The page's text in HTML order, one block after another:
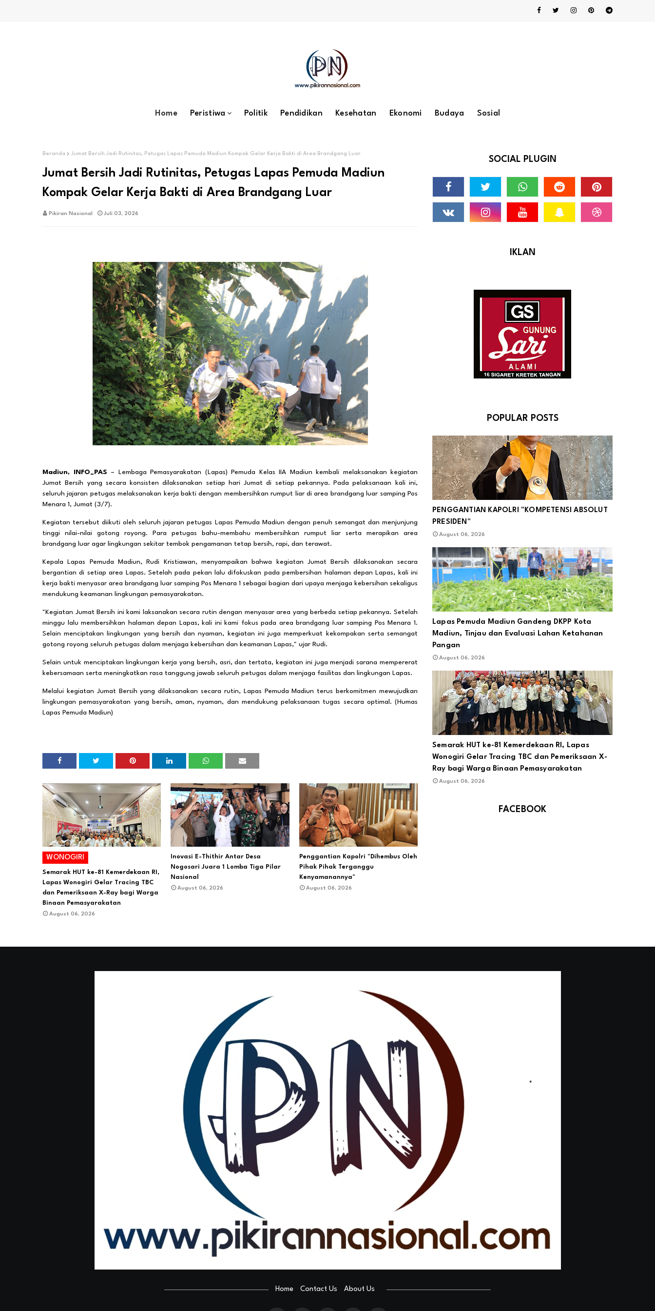
Home Peristiwa Politik Pendidikan Kesehatan Ekonomi Budaya Sosial
Beranda Jumat Bersih Jadi Rutinitas, Petugas Lapas Pemuda Madiun Kompak Gelar Kerja Bakti di Area Brandgang Luar
Jumat Bersih Jadi Rutinitas, Petugas Lapas Pemuda Madiun
Kompak Gelar Kerja Bakti di Area Brandgang Luar
Pikiran Nasional Juli 03, 2026
Madiun, INFO_PAS – Lembaga Pemasyarakatan (Lapas) Pemuda Kelas IIA Madiun kembali melaksanakan kegiatan
Jumat Bersih yang secara konsisten dilaksanakan setiap hari Jumat di setiap pekannya. Pada pelaksanaan kali ini,
seluruh jajaran petugas melaksanakan kerja bakti dengan membersihkan rumput liar di area brandgang luar samping Pos
Menara 1, Jumat (3/7).
Kegiatan tersebut diikuti oleh seluruh jajaran petugas Lapas Pemuda Madiun dengan penuh semangat dan menjunjung
tinggi nilai-nilai gotong royong. Para petugas bahu-membahu membersihkan rumput liar serta merapikan area
brandgang luar agar lingkungan sekitar tembok pengamanan tetap bersih, rapi, dan terawat.
Kepala Lapas Pemuda Madiun, Rudi Kristiawan, menyampaikan bahwa kegiatan Jumat Bersih dilaksanakan secara
bergantian di setiap area Lapas. Setelah pada pekan lalu difokuskan pada pembersihan halaman depan Lapas, kali ini
kerja bakti menyasar area brandgang luar samping Pos Menara 1 sebagai bagian dari upaya menjaga kebersihan sekaligus
mendukung keamanan lingkungan pemasyarakatan.
"Kegiatan Jumat Bersih ini kami laksanakan secara rutin dengan menyasar area yang berbeda setiap pekannya. Setelah
minggu lalu membersihkan halaman depan Lapas, kali ini kami fokus pada area brandgang luar samping Pos Menara 1.
Selain menciptakan lingkungan yang bersih dan nyaman, kegiatan ini juga memperkuat kekompakan serta semangat
gotong royong seluruh petugas dalam menjaga kebersihan dan keamanan Lapas," ujar Rudi.
Selain untuk menciptakan lingkungan kerja yang bersih, asri, dan tertata, kegiatan ini juga menjadi sarana mempererat
kebersamaan serta meningkatkan rasa tanggung jawab seluruh petugas dalam menjaga fasilitas dan lingkungan Lapas.
Melalui kegiatan Jumat Bersih yang dilaksanakan secara rutin, Lapas Pemuda Madiun terus berkomitmen mewujudkan
lingkungan pemasyarakatan yang bersih, aman, nyaman, dan mendukung pelaksanaan tugas secara optimal. (Humas
Lapas Pemuda Madiun)
WONOGIRI
Semarak HUT ke-81 Kemerdekaan RI,
Lapas Wonogiri Gelar Tracing TBC
dan Pemeriksaan X-Ray bagi Warga
Binaan Pemasyarakatan
August 06, 2026
Inovasi E-Thithir Antar Desa
Nogosari Juara 1 Lomba Tiga Pilar
Nasional
August 06, 2026
Penggantian Kapolri "Dihembus Oleh
Pihak Pihak Terganggu
Kenyamanannya"
August 06, 2026
SOCIAL PLUGIN
IKLAN
POPULAR POSTS
PENGGANTIAN KAPOLRI "KOMPETENSI ABSOLUT
PRESIDEN"
August 06, 2026
Lapas Pemuda Madiun Gandeng DKPP Kota
Madiun, Tinjau dan Evaluasi Lahan Ketahanan
Pangan
August 06, 2026
Semarak HUT ke-81 Kemerdekaan RI, Lapas
Wonogiri Gelar Tracing TBC dan Pemeriksaan X-
Ray bagi Warga Binaan Pemasyarakatan
August 06, 2026
FACEBOOK
Home Contact Us About Us